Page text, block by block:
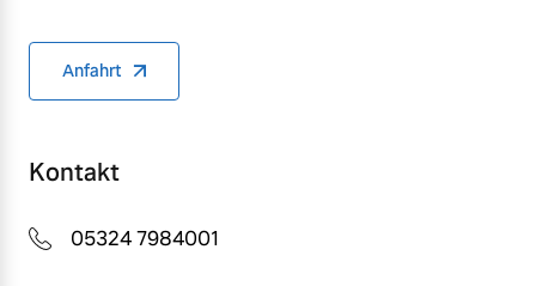
Anfahrt
Kontakt
05324 7984001